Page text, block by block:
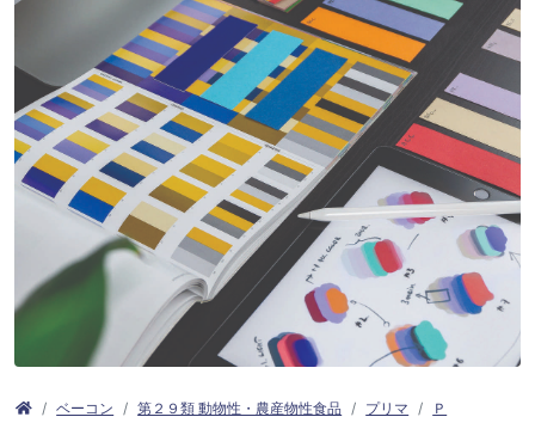
ベーコン 第２９類 動物性・農産物性食品 プリマ
Ｐ